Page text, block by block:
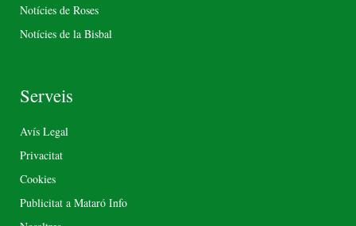
Notícies de Roses
Notícies de la Bisbal
Serveis
Avís Legal
Privacitat
Cookies
Publicitat a Mataró Info